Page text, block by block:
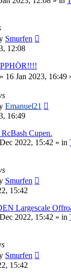
Smurfen
12:08
» 16 Jan 2023, 16:49
Emanuel21
16:49
Cupen.
2022, 15:42 » in
Smurfen
15:42
Largescale
2022, 15:42 » in
Smurfen
15:42